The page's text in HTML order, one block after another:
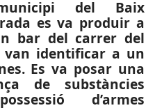
del Baix
es va produir a
bar del carrer del
van identificar a un
Es va posar una
de substàncies
d’armes